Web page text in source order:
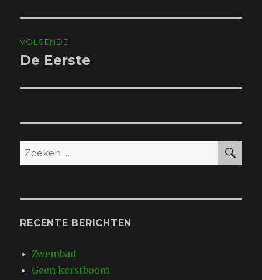
VOLGENDE
Volgend
De Eerste
Zoeken
naar:
RECENTE BERICHTEN
Zwembad
Geen kerstboom